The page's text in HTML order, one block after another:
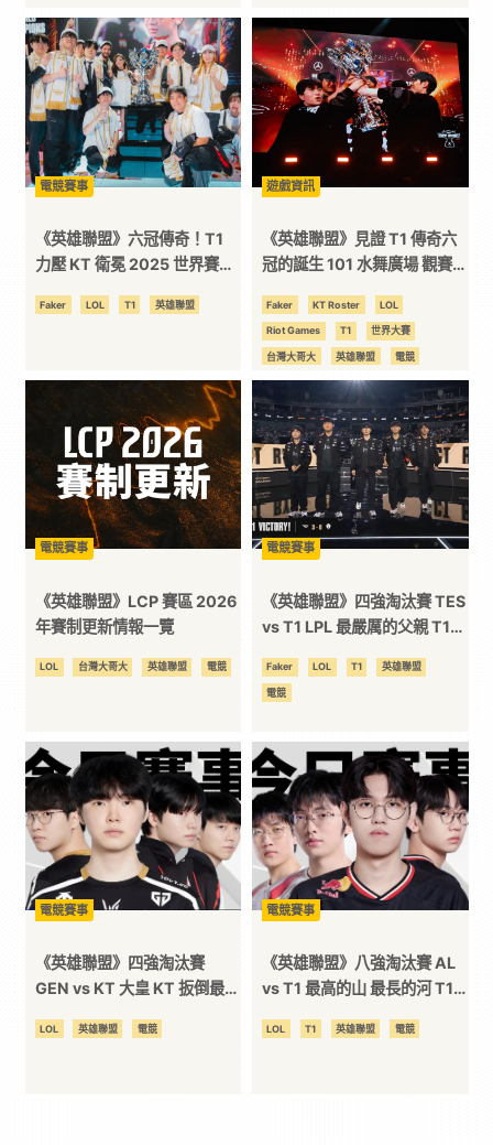
訊
平
台
電競賽事
《英雄聯盟》六冠傳奇！T1
力壓 KT 衛冕 2025 世界賽冠
賽後回顧
Faker LOL T1 英雄聯盟
遊戲資訊
《英雄聯盟》見證 T1 傳奇六
冠的誕生 101 水舞廣場 觀賽派
Faker KT Roster LOL
Riot Games T1 世界大賽
台灣大哥大 英雄聯盟 電競
電競賽事
《英雄聯盟》LCP 賽區 2026
年賽制更新情報一覽
LOL 台灣大哥大 英雄聯盟 電競
電競賽事
《英雄聯盟》四強淘汰賽 TES
vs T1 LPL 最嚴厲的父親 T1
決賽
Faker LOL T1 英雄聯盟
電競
電競賽事
《英雄聯盟》四強淘汰賽
GEN vs KT 大皇 KT 扳倒最強
LOL 英雄聯盟 電競
電競賽事
《英雄聯盟》八強淘汰賽 AL
vs T1 最高的山 最長的河 T1
LOL T1 英雄聯盟 電競